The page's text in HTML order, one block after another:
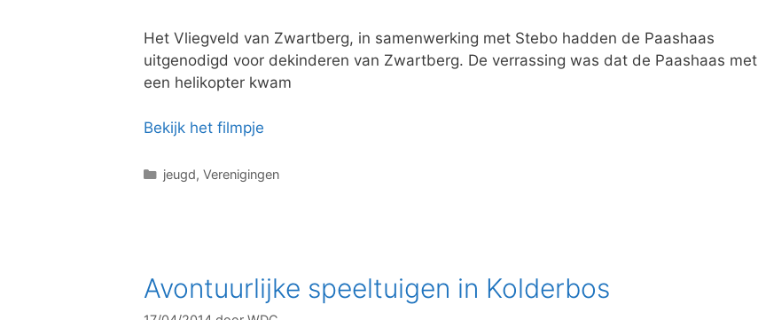
Het Vliegveld van Zwartberg, in samenwerking met Stebo hadden de Paashaas
uitgenodigd voor dekinderen van Zwartberg. De verrassing was dat de Paashaas met
een helikopter kwam
Bekijk het filmpje
C
r
jeugd, Verenigingen
Avontuurlijke speeltuigen in Kolderbos